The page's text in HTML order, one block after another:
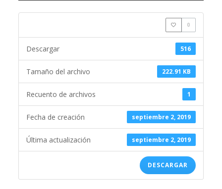
0
516
Descargar
222.91 KB
Tamaño del archivo
1
Recuento de archivos
septiembre 2, 2019
Fecha de creación
septiembre 2, 2019
Última actualización
DESCARGAR